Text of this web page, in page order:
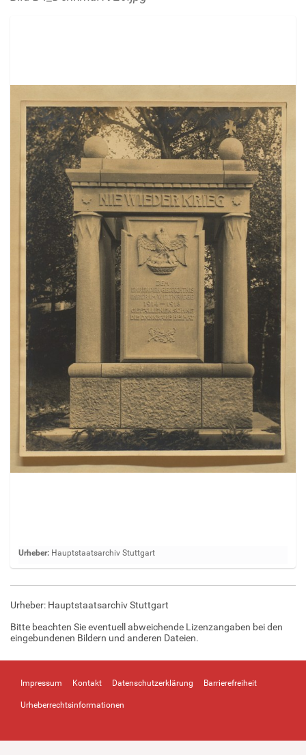
Z
e
e
i
d
v
Urheber: Hauptstaatsarchiv Stuttgart
Urheber: Hauptstaatsarchiv Stuttgart
Bitte beachten Sie eventuell abweichende Lizenzangaben bei den
eingebundenen Bildern und anderen Dateien.
Impressum Kontakt Datenschutzerklärung Barrierefreiheit
Urheberrechtsinformationen